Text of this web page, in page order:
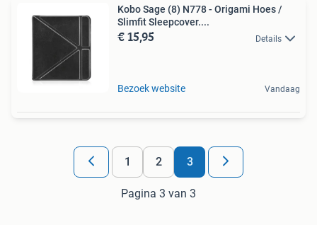
Kobo Sage (8) N778 - Origami Hoes /
Slimfit Sleepcover....
€ 15,95 Details
Bezoek website Vandaag
1 2 3
Pagina 3 van 3